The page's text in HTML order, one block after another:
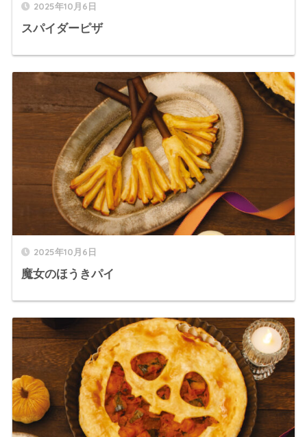
2025年10月6日
スパイダーピザ
2025年10月6日
魔女のほうきパイ